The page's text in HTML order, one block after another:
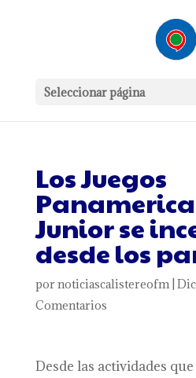
Seleccionar página
Los Juegos
Junior se
desde los
por noticiascalistereofm|
Comentarios
Desde las actividades